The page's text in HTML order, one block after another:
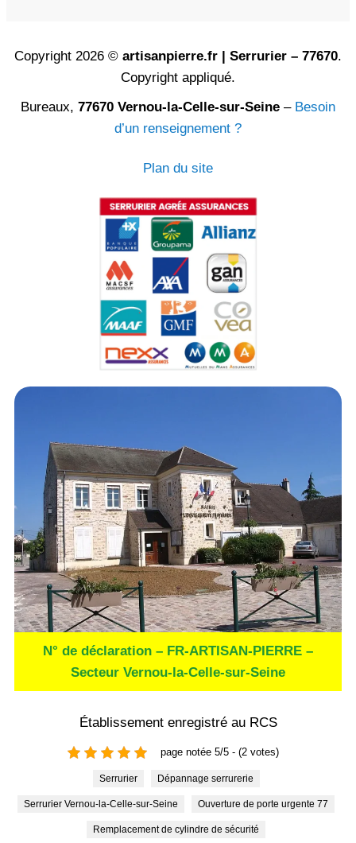
Copyright 2026 © artisanpierre.fr | Serrurier – 77670.
Copyright appliqué.
Bureaux, 77670 Vernou-la-Celle-sur-Seine – Besoin
d’un renseignement ?
Plan du site
N° de déclaration – FR-ARTISAN-PIERRE –
Secteur Vernou-la-Celle-sur-Seine
Établissement enregistré au RCS
page notée 5/5 - (2 votes)
Serrurier Dépannage serrurerie
Serrurier Vernou-la-Celle-sur-Seine Ouverture de porte urgente 77
Remplacement de cylindre de sécurité